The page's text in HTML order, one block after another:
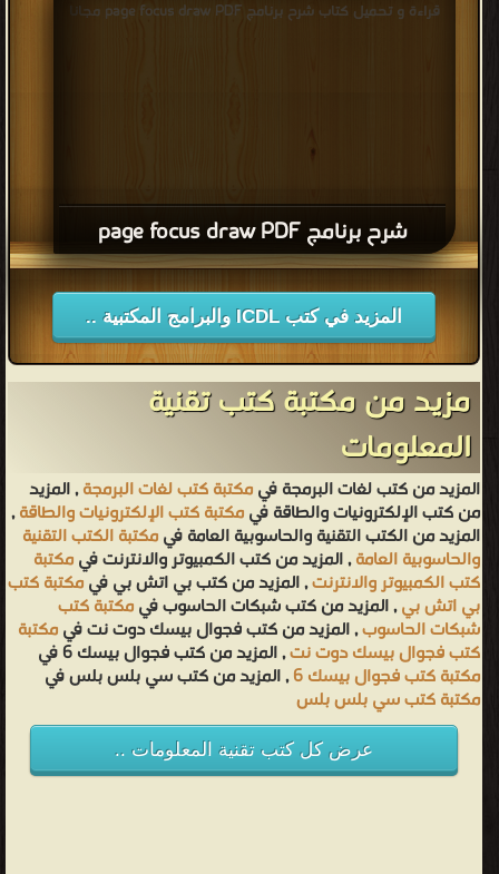
شرح برنامج page focus draw PDF
قراءة و تحميل كتاب شرح برنامج page focus draw PDF مجانا
المزيد في كتب ICDL والبرامج المكتبية ..
مزيد من مكتبة كتب تقنية
المعلومات
المزيد من كتب لغات البرمجة فيمكتبة كتب لغات البرمجة, المزيد
من كتب الإلكترونيات والطاقة فيمكتبة كتب الإلكترونيات والطاقة,
المزيد من الكتب التقنية والحاسوبية العامة فيمكتبة الكتب التقنية
والحاسوبية العامة, المزيد من كتب الكمبيوتر والانترنت فيمكتبة
كتب الكمبيوتر والانترنت, المزيد من كتب بي اتش بي فيمكتبة كتب
بي اتش بي, المزيد من كتب شبكات الحاسوب فيمكتبة كتب
شبكات الحاسوب, المزيد من كتب فجوال بيسك دوت نت فيمكتبة
كتب فجوال بيسك دوت نت, المزيد من كتب فجوال بيسك 6 في
مكتبة كتب فجوال بيسك 6 , المزيد من كتب سي بلس بلس في
مكتبة كتب سي بلس بلس
عرض كل كتب تقنية المعلومات ..